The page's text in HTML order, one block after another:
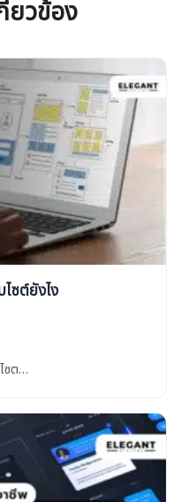
ยวข้อง
ซต์ยังไง
ซต…